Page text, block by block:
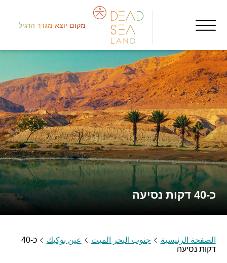
מקום יוצא מגדר הרגיל
כ-40 דקות נסיעה
الصفحة الرئيسية جنوب البحر الميت عين بوكيك
כ-40
דקות נסיעה